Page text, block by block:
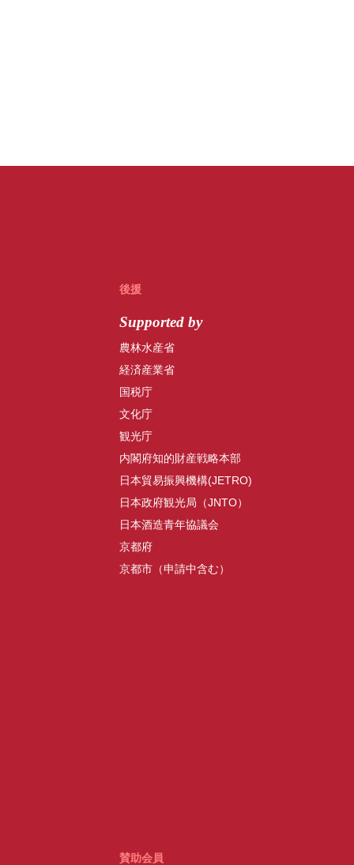
後援
Supported by
農林水産省
経済産業省
国税庁
文化庁
観光庁
内閣府知的財産戦略本部
日本貿易振興機構(JETRO)
日本政府観光局（JNTO）
日本酒造青年協議会
京都府
京都市（申請中含む）
賛助会員